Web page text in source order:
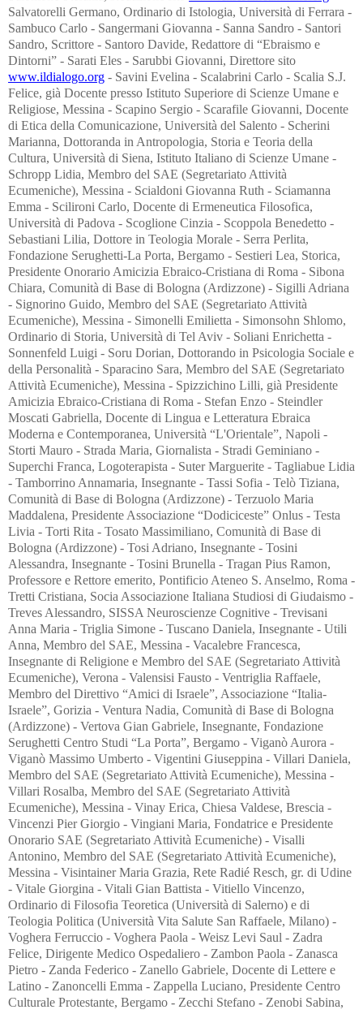
Salvatorelli Germano, Ordinario di Istologia, Università di Ferrara -
Sambuco Carlo - Sangermani Giovanna - Sanna Sandro - Santori
Sandro, Scrittore - Santoro Davide, Redattore di “Ebraismo e
Dintorni” - Sarati Eles - Sarubbi Giovanni, Direttore sito
www.ildialogo.org - Savini Evelina - Scalabrini Carlo - Scalia S.J.
Felice, già Docente presso Istituto Superiore di Scienze Umane e
Religiose, Messina - Scapino Sergio - Scarafile Giovanni, Docente
di Etica della Comunicazione, Università del Salento - Scherini
Marianna, Dottoranda in Antropologia, Storia e Teoria della
Cultura, Università di Siena, Istituto Italiano di Scienze Umane -
Schropp Lidia, Membro del SAE (Segretariato Attività
Ecumeniche), Messina - Scialdoni Giovanna Ruth - Sciamanna
Emma - Scilironi Carlo, Docente di Ermeneutica Filosofica,
Università di Padova - Scoglione Cinzia - Scoppola Benedetto -
Sebastiani Lilia, Dottore in Teologia Morale - Serra Perlita,
Fondazione Serughetti-La Porta, Bergamo - Sestieri Lea, Storica,
Presidente Onorario Amicizia Ebraico-Cristiana di Roma - Sibona
Chiara, Comunità di Base di Bologna (Ardizzone) - Sigilli Adriana
- Signorino Guido, Membro del SAE (Segretariato Attività
Ecumeniche), Messina - Simonelli Emilietta - Simonsohn Shlomo,
Ordinario di Storia, Università di Tel Aviv - Soliani Enrichetta -
Sonnenfeld Luigi - Soru Dorian, Dottorando in Psicologia Sociale e
della Personalità - Sparacino Sara, Membro del SAE (Segretariato
Attività Ecumeniche), Messina - Spizzichino Lilli, già Presidente
Amicizia Ebraico-Cristiana di Roma - Stefan Enzo - Steindler
Moscati Gabriella, Docente di Lingua e Letteratura Ebraica
Moderna e Contemporanea, Università “L'Orientale”, Napoli -
Storti Mauro - Strada Maria, Giornalista - Stradi Geminiano -
Superchi Franca, Logoterapista - Suter Marguerite - Tagliabue Lidia
- Tamborrino Annamaria, Insegnante - Tassi Sofia - Telò Tiziana,
Comunità di Base di Bologna (Ardizzone) - Terzuolo Maria
Maddalena, Presidente Associazione “Dodiciceste” Onlus - Testa
Livia - Torti Rita - Tosato Massimiliano, Comunità di Base di
Bologna (Ardizzone) - Tosi Adriano, Insegnante - Tosini
Alessandra, Insegnante - Tosini Brunella - Tragan Pius Ramon,
Professore e Rettore emerito, Pontificio Ateneo S. Anselmo, Roma -
Tretti Cristiana, Socia Associazione Italiana Studiosi di Giudaismo -
Treves Alessandro, SISSA Neuroscienze Cognitive - Trevisani
Anna Maria - Triglia Simone - Tuscano Daniela, Insegnante - Utili
Anna, Membro del SAE, Messina - Vacalebre Francesca,
Insegnante di Religione e Membro del SAE (Segretariato Attività
Ecumeniche), Verona - Valensisi Fausto - Ventriglia Raffaele,
Membro del Direttivo “Amici di Israele”, Associazione “Italia-
Israele”, Gorizia - Ventura Nadia, Comunità di Base di Bologna
(Ardizzone) - Vertova Gian Gabriele, Insegnante, Fondazione
Serughetti Centro Studi “La Porta”, Bergamo - Viganò Aurora -
Viganò Massimo Umberto - Vigentini Giuseppina - Villari Daniela,
Membro del SAE (Segretariato Attività Ecumeniche), Messina -
Villari Rosalba, Membro del SAE (Segretariato Attività
Ecumeniche), Messina - Vinay Erica, Chiesa Valdese, Brescia -
Vincenzi Pier Giorgio - Vingiani Maria, Fondatrice e Presidente
Onorario SAE (Segretariato Attività Ecumeniche) - Visalli
Antonino, Membro del SAE (Segretariato Attività Ecumeniche),
Messina - Visintainer Maria Grazia, Rete Radié Resch, gr. di Udine
- Vitale Giorgina - Vitali Gian Battista - Vitiello Vincenzo,
Ordinario di Filosofia Teoretica (Università di Salerno) e di
Teologia Politica (Università Vita Salute San Raffaele, Milano) -
Voghera Ferruccio - Voghera Paola - Weisz Levi Saul - Zadra
Felice, Dirigente Medico Ospedaliero - Zambon Paola - Zanasca
Pietro - Zanda Federico - Zanello Gabriele, Docente di Lettere e
Latino - Zanoncelli Emma - Zappella Luciano, Presidente Centro
Culturale Protestante, Bergamo - Zecchi Stefano - Zenobi Sabina,